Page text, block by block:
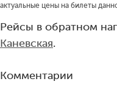
актуальные цены на билеты
Рейсы в обратном
Каневская.
Комментарии